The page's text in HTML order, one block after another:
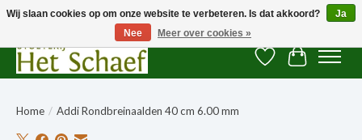
Verlanglijst
Home / Addi Rondbreinaalden 40 cm 6.00 mm
Wij slaan cookies op om onze website te verbeteren. Is dat akkoord?
Ja
Nee
Meer over cookies »